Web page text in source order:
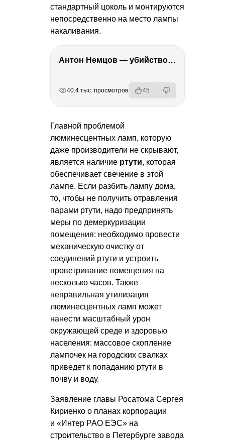
стандартный цоколь и монтируются
непосредственно на место лампы
накаливания.
Антон Немцов — убийство Бориса Немцова, переезд в Дубай, семья и политика
40.4 тыс. просмотров 45
Главной проблемой
люминесцентных ламп, которую
даже производители не скрывают,
является наличие ртути, которая
обеспечивает свечение в этой
лампе. Если разбить лампу дома,
то, чтобы не получить отравления
парами ртути, надо предпринять
меры по демеркуризации
помещения: необходимо провести
механическую очистку от
соединений ртути и устроить
проветривание помещения на
несколько часов. Также
неправильная утилизация
люминесцентных ламп может
нанести масштабный урон
окружающей среде и здоровью
населения: массовое скопление
лампочек на городских свалках
приведет к попаданию ртути в
почву и воду.
Заявление главы Росатома Сергея
Кириенко о планах корпорации
и «Интер РАО ЕЭС» на
строительство в Петербурге завода